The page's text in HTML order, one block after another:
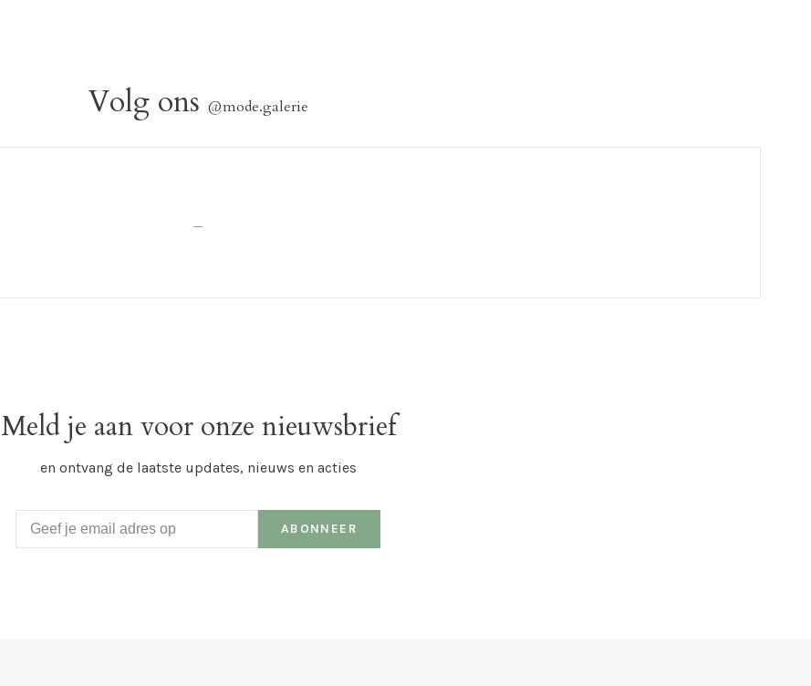
Volg ons @mode.galerie
_
Meld je aan voor onze nieuwsbrief
en ontvang de laatste updates, nieuws en acties
ABONNEER